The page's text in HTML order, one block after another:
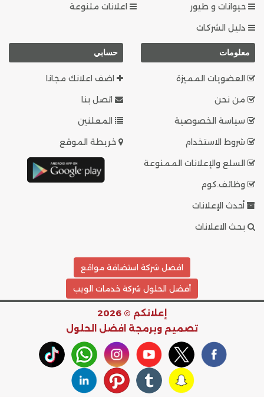
حيوانات و طيور
اعلانات متنوعة
دليل الشركات
معلومات
العضويات المميزة
من نحن
سياسة الخصوصية
شروط الاستخدام
السلع والإعلانات الممنوعة
وظائف.كوم
أحدث الإعلانات
بحث الاعلانات
حسابي
اضف اعلانك مجانا
اتصل بنا
المعلنين
خريطة الموقع
افضل شركة استضافة مواقع
أفضل الحلول شركة خدمات الويب
إعلانكم © 2026
تصميم وبرمجة افضل الحلول